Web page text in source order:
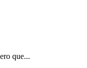
que...